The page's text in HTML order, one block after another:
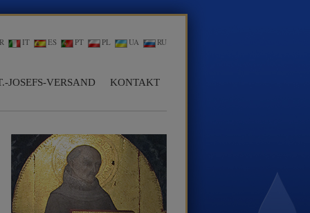
IT ES PT PL UA RU
JOSEFS-VERSAND KONTAKT